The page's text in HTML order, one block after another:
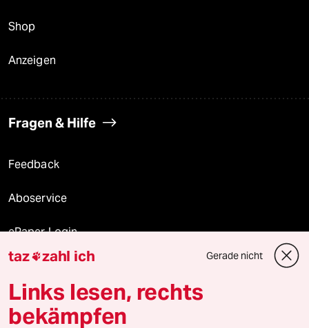
Shop
Anzeigen
Fragen & Hilfe
Feedback
Aboservice
ePaper Login
Downloads für Abonnierende
taz zahl ich Gerade nicht
Links lesen, rechts
bekämpfen